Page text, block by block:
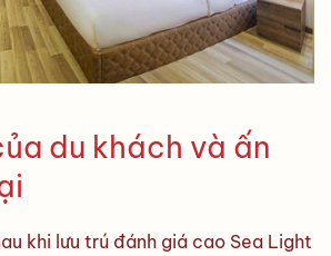
du khách và ấn
khi lưu trú đánh giá cao Sea Light